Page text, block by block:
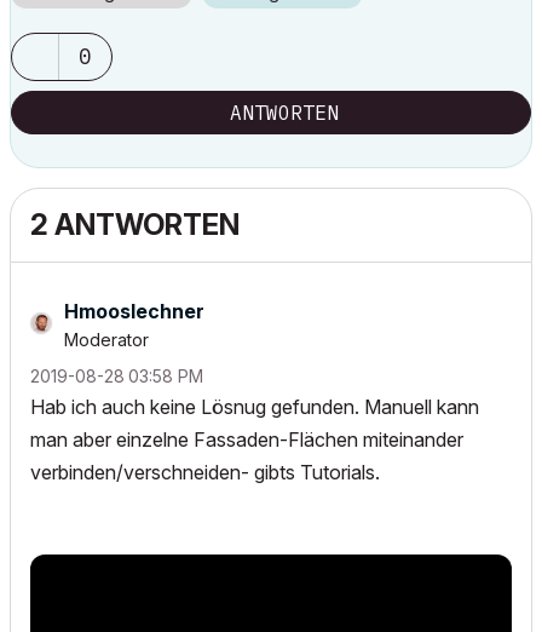
0
ANTWORTEN
2 ANTWORTEN
Hmooslechner
Moderator
‎2019-08-28 03:58 PM
Hab ich auch keine Lösnug gefunden. Manuell kann
man aber einzelne Fassaden-Flächen miteinander
verbinden/verschneiden- gibts Tutorials.